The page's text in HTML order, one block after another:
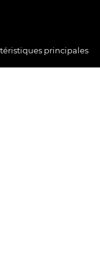
principales